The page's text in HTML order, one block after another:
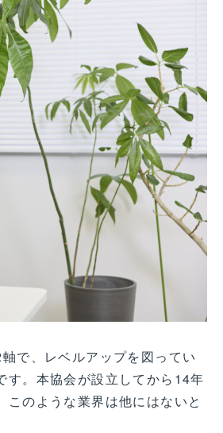
で、レベルアップを図ってい
す。本協会が設立してから14年
のような業界は他にはないと